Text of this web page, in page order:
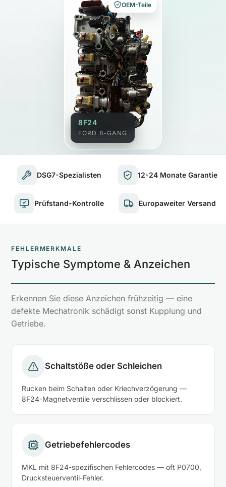
OEM-Teile
8F24
FORD 8-GANG
DSG7-Spezialisten 12-24 Monate Garantie
Prüfstand-Kontrolle Europaweiter Versand
FEHLERMERKMALE
Typische Symptome & Anzeichen
Erkennen Sie diese Anzeichen frühzeitig — eine
defekte Mechatronik schädigt sonst Kupplung und
Getriebe.
Schaltstöße oder Schleichen
Rucken beim Schalten oder Kriechverzögerung —
8F24-Magnetventile verschlissen oder blockiert.
Getriebefehlercodes
MKL mit 8F24-spezifischen Fehlercodes — oft P0700,
Drucksteuerventil-Fehler.